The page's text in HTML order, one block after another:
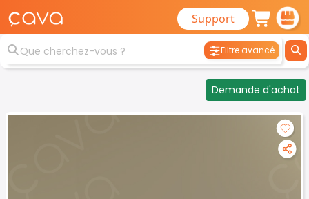
Support
Filtre avancé
Demande d'achat